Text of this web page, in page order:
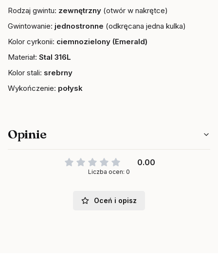
Rodzaj gwintu: zewnętrzny (otwór w nakrętce)
Gwintowanie: jednostronne (odkręcana jedna kulka)
Kolor cyrkonii: ciemnozielony (Emerald)
Materiał: Stal 316L
Kolor stali: srebrny
Wykończenie: połysk
Opinie
0.00
Liczba ocen: 0
Oceń i opisz